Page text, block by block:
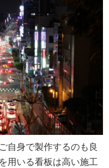
自身で製作するのも良
用いる看板は高い施工